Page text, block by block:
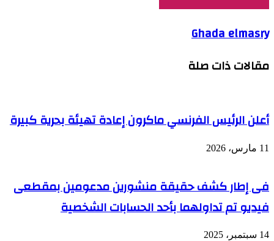
Ghada elmasry
مقالات ذات صلة
أعلن الرئيس الفرنسي ماكرون إعادة تهيئة بحرية كبيرة
11 مارس، 2026
فى إطار كشف حقيقة منشورين مدعومين بمقطعى
فيديو تم تداولهما بأحد الحسابات الشخصية
14 سبتمبر، 2025